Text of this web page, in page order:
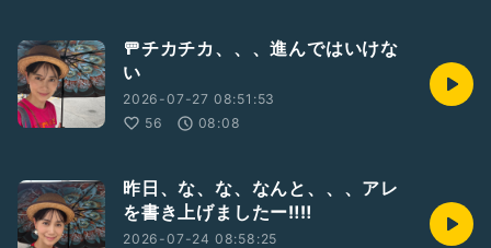
🚥チカチカ、、、進んではいけな
い
2026-07-27 08:51:53
56
08:08
昨日、な、な、なんと、、、アレ
を書き上げましたー‼️‼️
2026-07-24 08:58:25